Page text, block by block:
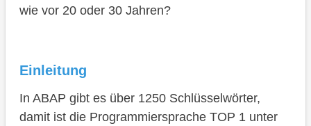
Beispiele
Vergleichsoperatoren
Initialisieren
Fazit
wie vor 20 oder 30 Jahren?
Einleitung
In ABAP gibt es über 1250 Schlüsselwörter,
damit ist die Programmiersprache TOP 1 unter